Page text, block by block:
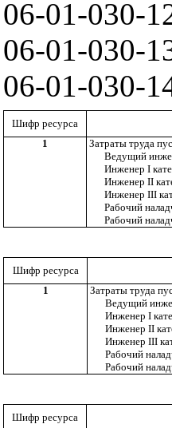
06-01-030-
06-01-030-
06-01-030-
Шифр ресурса
1
Затраты труда
Ведущий
Инженер I
Инженер II
Инженер III
Рабочий
Рабочий
Шифр ресурса
1
Затраты труда
Ведущий
Инженер I
Инженер II
Инженер III
Рабочий
Рабочий
Шифр ресурса